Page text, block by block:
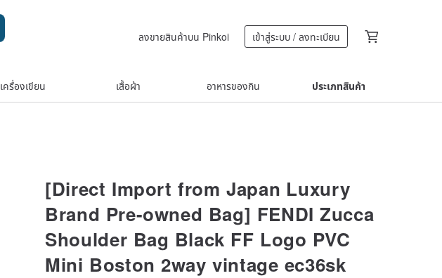
ลงขายสินค้าบน Pinkoi เข้าสู่ระบบ / ลงทะเบียน
เครื่องเขียน เสื้อผ้า อาหารของกิน ประเภทสินค้า
[Direct Import from Japan Luxury
Brand Pre-owned Bag] FENDI Zucca
Shoulder Bag Black FF Logo PVC
Mini Boston 2way vintage ec36sk